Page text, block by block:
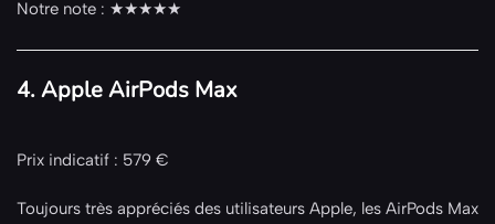
Notre note : ★★★★★
4. Apple AirPods Max
Prix indicatif : 579 €
Toujours très appréciés des utilisateurs Apple, les AirPods Max